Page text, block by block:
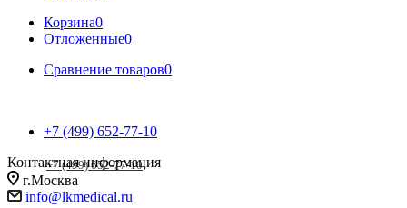
Корзина0
Отложенные0
Сравнение товаров0
+7 (499) 652-77-10
+7 (499) 652-77-10
Контактная информация
г.Москва
info@lkmedical.ru